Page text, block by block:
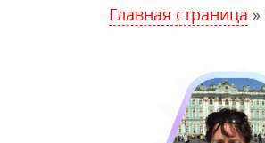
Главная страница »